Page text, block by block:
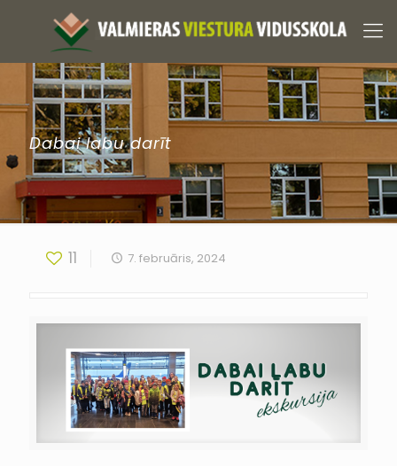
Dabai labu darīt
11 7. februāris, 2024